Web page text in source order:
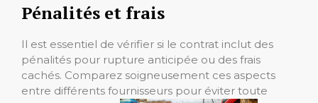
Pénalités et frais
Il est essentiel de vérifier si le contrat inclut des
pénalités pour rupture anticipée ou des frais
cachés. Comparez soigneusement ces aspects
entre différents fournisseurs pour éviter toute